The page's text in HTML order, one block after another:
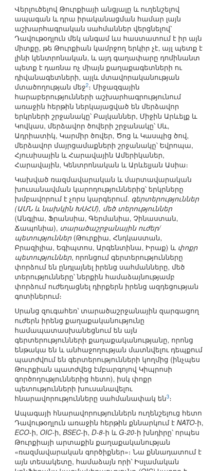
Վերլուծելով Թուրքիայի անցյալը և ուղենշելով
ապագան և դրա իրականացման համար լայն
աշխարհագրական սահմաններ վերցնելով՝
Դավութօղլուն մեկ անգամ ևս հաստատում է իր այն
միտքը, թե Թուրքիան կամրջող երկիր չէ, այլ պետք է
լինի կենտրոնական, և այդ գաղափարը դոմինանտ
պետք է դառնա ոչ միայն քաղաքագետների ու
դիվանագետների, այլև մտավորականության
մտածողության մեջ2։ Միջազգային
հարաբերությունների աշխարհագրությունում
առաջին հերթին ներկայացված են մերձավոր
երկրների շրջանակը՝ Բալկաններ, Միջին Արևելք և
Կովկաս, մերձավոր ծովերի շրջանակը՝ Սև,
Ադրիատիկ, Կարմիր ծովեր, Ծոց և Կասպից ծով,
մերձավոր մայրցամաքների շրջանակը՝ Եվրոպա,
Հյուսիսային և Հարավային Ամերիկաներ,
Հարավային, Կենտրոնական և Արևելյան Ասիա։
Կախված ռազմավարական և մարտավարական
խուսանավման կարողություններից՝ երկրները
խմբավորում է չորս կարգերում. գերտերություններ
(ԱՄՆ և նախկին ԽՍՀՄ), մեծ տերություններ
(Անգլիա, Ֆրանսիա, Գերմանիա, Չինաստան,
Ճապոնիա), տարածաշրջանային ուժեր/
պետություններ (Թուրքիա, Հնդկաստան,
Բրազիլիա, Եգիպտոս, Արգենտինա, Իրաք) և փոքր
պետություններ, որոնցում գերտերությունները
փորձում են ընդլայնել իրենց սահմանները, մեծ
տերությունները՝ ներքին համաձայնությամբ
փորձում ուժեղացնել դիրքերն իրենց ազդեցության
գոտիներում։
Սրանց զուգահեռ՝ տարածաշրջանային զարգացող
ուժերն իրենց քաղաքականությունը
համապատասխանեցնում են այն
գերտերությունների քաղաքականությանը, որոնց
ենթակա են և անհաջողության մատնվելու դեպքում
պատժվում են գերտերությունների կողմից (ինչպես
Թուրքիան պատժվեց էմբարգոյով Կիպրոսի
գործողություններից հետո), իսկ փոքր
պետությունների խուսանավելու
հնարավորությունները սահմանափակ են3։
Ապագայի հնարավորություններն ուղենշելուց հետո
Դավութօղլուն առաջին հերթին քննարկում է NATO-ի,
ECO-ի, OIC-ի, BSEC-ի, D-8-ի ևG-20-ի խնդիրը՝ որպես
Թուրքիայի արտաքին քաղաքականության
«ռազմավարական գործիքներ»։ Նա քննադատում է
այն տեսակետը, համաձայն որի՝ Իսլամական